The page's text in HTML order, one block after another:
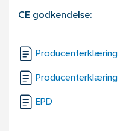
CE godkendelse:
Producenterklæring
Producenterklæring
EPD